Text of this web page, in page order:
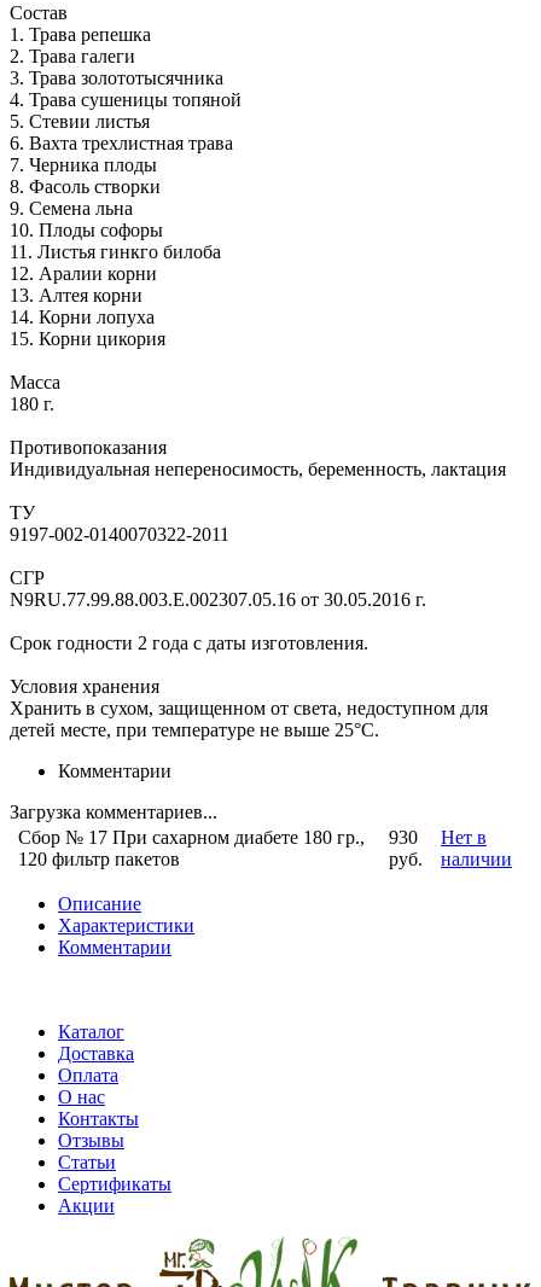
Состав
1. Трава репешка
2. Трава галеги
3. Трава золототысячника
4. Трава сушеницы топяной
5. Стевии листья
6. Вахта трехлистная трава
7. Черника плоды
8. Фасоль створки
9. Семена льна
10. Плоды софоры
11. Листья гинкго билоба
12. Аралии корни
13. Алтея корни
14. Корни лопуха
15. Корни цикория
Масса
180 г.
Противопоказания
Индивидуальная непереносимость, беременность, лактация
ТУ
9197-002-0140070322-2011
СГР
N9RU.77.99.88.003.E.002307.05.16 от 30.05.2016 г.
Срок годности 2 года с даты изготовления.
Условия хранения
Хранить в сухом, защищенном от света, недоступном для
детей месте, при температуре не выше 25°С.
Комментарии
Загрузка комментариев...
Сбор № 17 При сахарном диабете 180 гр.,
120 фильтр пакетов
930
руб.
Нет в
наличии
Описание
Характеристики
Комментарии
Каталог
Доставка
Оплата
О нас
Контакты
Отзывы
Статьи
Сертификаты
Акции